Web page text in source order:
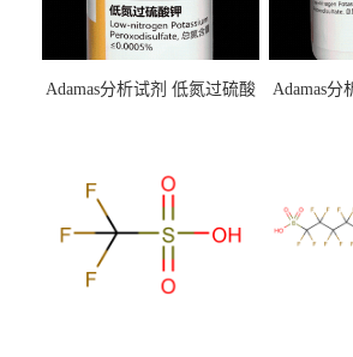
Adamas分析试剂 低氮过硫酸
（泰坦现货供应）
Adamas分